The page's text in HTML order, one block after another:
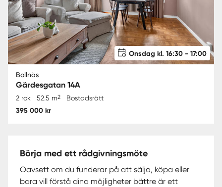
Onsdag kl. 16:30 - 17:00
Bollnäs
Gärdesgatan 14A
2 rok 52.5 m2 Bostadsrätt
395 000 kr
Börja med ett rådgivningsmöte
Oavsett om du funderar på att sälja, köpa eller
bara vill förstå dina möjligheter bättre är ett